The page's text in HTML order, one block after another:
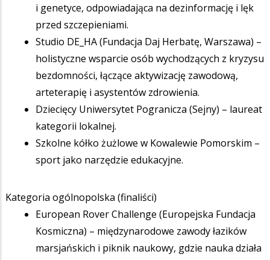
i genetyce, odpowiadająca na dezinformację i lęk
przed szczepieniami.
Studio DE_HA (Fundacja Daj Herbatę, Warszawa) –
holistyczne wsparcie osób wychodzących z kryzysu
bezdomności, łączące aktywizację zawodową,
arteterapię i asystentów zdrowienia.
Dziecięcy Uniwersytet Pogranicza (Sejny) – laureat
kategorii lokalnej.
Szkolne kółko żużlowe w Kowalewie Pomorskim –
sport jako narzędzie edukacyjne.
Kategoria ogólnopolska (finaliści)
European Rover Challenge (Europejska Fundacja
Kosmiczna) – międzynarodowe zawody łazików
marsjańskich i piknik naukowy, gdzie nauka działa